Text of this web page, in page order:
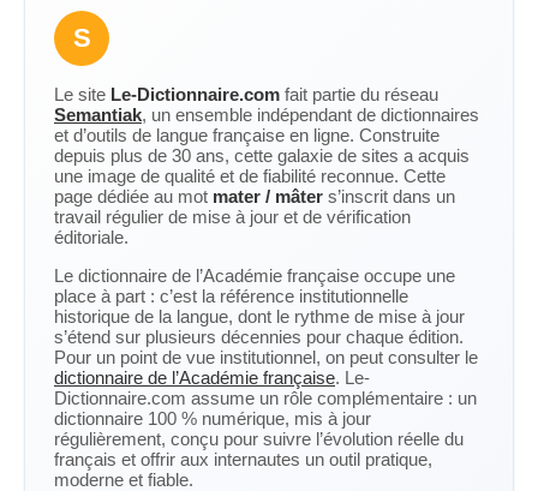
S
Le site Le-Dictionnaire.com fait partie du réseau
Semantiak, un ensemble indépendant de dictionnaires
et d’outils de langue française en ligne. Construite
depuis plus de 30 ans, cette galaxie de sites a acquis
une image de qualité et de fiabilité reconnue. Cette
page dédiée au mot mater / mâter s’inscrit dans un
travail régulier de mise à jour et de vérification
éditoriale.
Le dictionnaire de l’Académie française occupe une
place à part : c’est la référence institutionnelle
historique de la langue, dont le rythme de mise à jour
s’étend sur plusieurs décennies pour chaque édition.
Pour un point de vue institutionnel, on peut consulter le
dictionnaire de l’Académie française. Le-
Dictionnaire.com assume un rôle complémentaire : un
dictionnaire 100 % numérique, mis à jour
régulièrement, conçu pour suivre l’évolution réelle du
français et offrir aux internautes un outil pratique,
moderne et fiable.